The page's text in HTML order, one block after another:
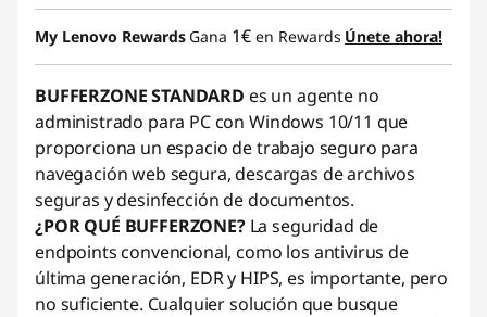
My Lenovo Rewards Gana 1€ en Rewards Únete ahora!
BUFFERZONE STANDARD es un agente no
administrado para PC con Windows 10/11 que
proporciona un espacio de trabajo seguro para
navegación web segura, descargas de archivos
seguras y desinfección de documentos.
¿POR QUÉ BUFFERZONE?La seguridad de
endpoints convencional, como los antivirus de
última generación, EDR y HIPS, es importante, pero
no suficiente. Cualquier solución que busque